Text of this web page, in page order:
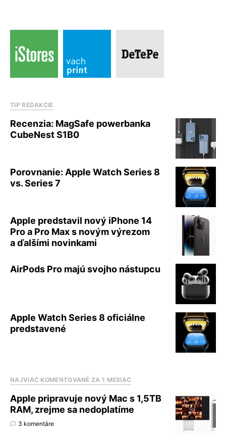
TIP REDAKCIE
Recenzia: MagSafe powerbanka
CubeNest S1B0
Porovnanie: Apple Watch Series 8
vs. Series 7
Apple predstavil nový iPhone 14
Pro a Pro Max s novým výrezom
a ďalšími novinkami
AirPods Pro majú svojho nástupcu
Apple Watch Series 8 oficiálne
predstavené
NAJVIAC KOMENTOVANÉ ZA 1 MESIAC
Apple pripravuje nový Mac s 1,5TB
RAM, zrejme sa nedoplatíme
3 komentáre